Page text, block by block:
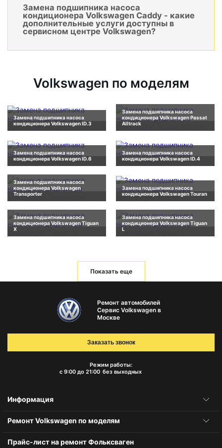
Замена подшипника насоса
кондиционера Volkswagen Caddy - какие
дополнительные услуги доступны в
сервисном центре Volkswagen?
Volkswagen по моделям
Замена подшипника насоса
кондиционера Volkswagen ID.3
Замена подшипника насоса
кондиционера Volkswagen Passat
Alltrack
Замена подшипника насоса
кондиционера Volkswagen ID.6
Замена подшипника насоса
кондиционера Volkswagen ID.4
Замена подшипника насоса
кондиционера Volkswagen
Transporter
Замена подшипника насоса
кондиционера Volkswagen Touran
Замена подшипника насоса
кондиционера Volkswagen Tiguan
X
Замена подшипника насоса
кондиционера Volkswagen Tiguan
L
Показать еще
Ремонт автомобилей
Сервис Volkswagen в
Москве
Режим работы:
с 9:00 до 21:00 без выходных
Заказать звонок
Информация
Ремонт Volkswagen по моделям
Прайс-лист на ремонт Фольксваген